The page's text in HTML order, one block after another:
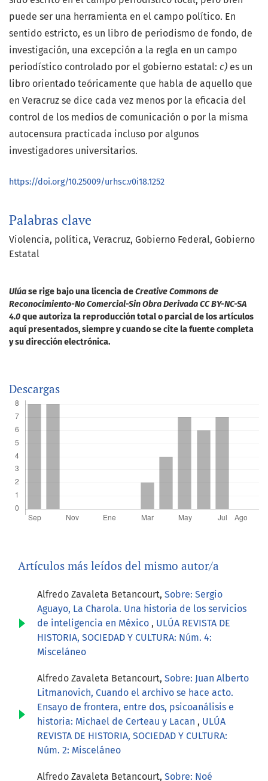
Palabras clave
Violencia política Veracruz Gobierno Federal Gobierno
Estatal
puede ser una herramienta en el campo político. En
sentido estricto, es un libro de periodismo de fondo, de
investigación, una excepción a la regla en un campo
periodístico controlado por el gobierno estatal: c) es un
libro orientado teóricamente que habla de aquello que
en Veracruz se dice cada vez menos por la eficacia del
control de los medios de comunicación o por la misma
autocensura practicada incluso por algunos
investigadores universitarios.
https://doi.org/10.25009/urhsc.v0i18.1252
Ulúase rige bajo una licencia deCreative Commons de
Reconocimiento-No Comercial-Sin Obra Derivada CC BY-NC-SA
4.0que autoriza la reproducción total o parcial de los artículos
aquí presentados, siempre y cuando se cite la fuente completa
y su dirección electrónica.
Descargas
Artículos más leídos del mismo autor/a
Alfredo Zavaleta Betancourt, Sobre: Sergio
Aguayo, La Charola. Una historia de los servicios
de inteligencia en México , ULÚA REVISTA DE
HISTORIA, SOCIEDAD Y CULTURA: Núm. 4:
Misceláneo
Alfredo Zavaleta Betancourt, Sobre: Juan Alberto
Litmanovich, Cuando el archivo se hace acto.
Ensayo de frontera, entre dos, psicoanálisis e
historia: Michael de Certeau y Lacan , ULÚA
REVISTA DE HISTORIA, SOCIEDAD Y CULTURA:
Núm. 2: Misceláneo
Alfredo Zavaleta Betancourt, Sobre: Noé